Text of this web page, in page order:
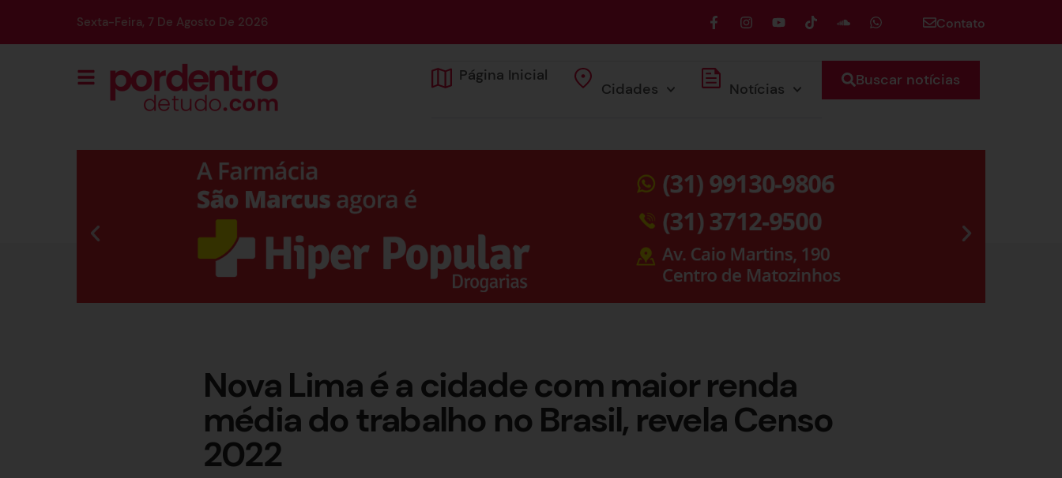
Sexta-Feira, 7 De Agosto De 2026 Contato
Página Inicial
Cidades Notícias Buscar notícias
Nova Lima é a cidade com maior renda
média do trabalho no Brasil, revela Censo
2022